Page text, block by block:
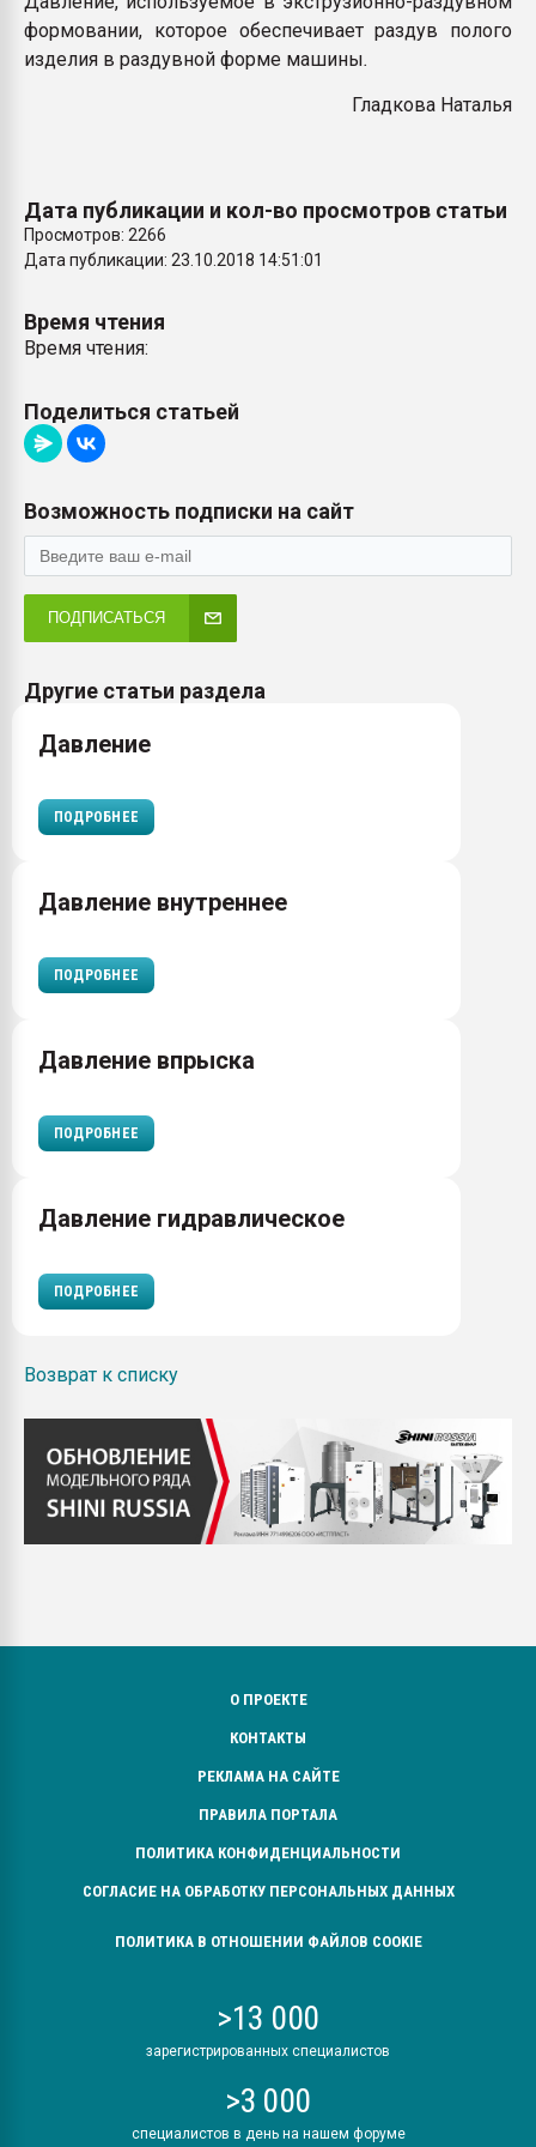
бутылок
ПЕРЕЙТИ НА
формовании, которое обеспечивает раздув полого
изделия в раздувной форме машины.
Гладкова Наталья
Дата публикации и кол-во просмотров статьи
Просмотров: 2266
Дата публикации: 23.10.2018 14:51:01
Время чтения
Время чтения:
Поделиться статьей
Возможность подписки на сайт
ПОДПИСАТЬСЯ
Другие статьи раздела
Давление
ПОДРОБНЕЕ
Давление внутреннее
ПОДРОБНЕЕ
Давление впрыска
ПОДРОБНЕЕ
Давление гидравлическое
ПОДРОБНЕЕ
Возврат к списку
О ПРОЕКТЕ
КОНТАКТЫ
РЕКЛАМА НА САЙТЕ
ПРАВИЛА ПОРТАЛА
ПОЛИТИКА КОНФИДЕНЦИАЛЬНОСТИ
СОГЛАСИЕ НА ОБРАБОТКУ ПЕРСОНАЛЬНЫХ ДАННЫХ
ПОЛИТИКА В ОТНОШЕНИИ ФАЙЛОВ COOKIE
>13 000
зарегистрированных специалистов
>3 000
специалистов в день на нашем форуме